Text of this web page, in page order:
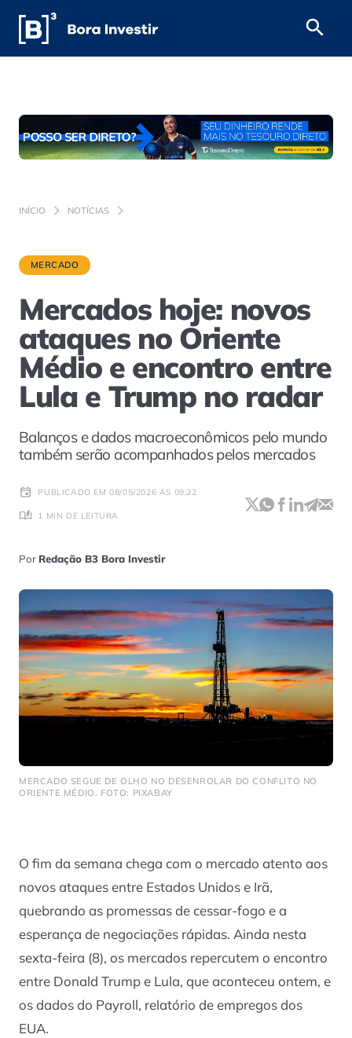
INÍCIO NOTÍCIAS
MERCADO
Mercados hoje: novos
ataques no Oriente
Médio e encontro entre
Lula e Trump no radar
Balanços e dados macroeconômicos pelo mundo
também serão acompanhados pelos mercados
PUBLICADO EM 08/05/2026 ÀS 09:22
1 MIN DE LEITURA
Por Redação B3 Bora Investir
MERCADO SEGUE DE OLHO NO DESENROLAR DO CONFLITO NO
ORIENTE MÉDIO. FOTO: PIXABAY
O fim da semana chega com o mercado atento aos
novos ataques entre Estados Unidos e Irã,
quebrando as promessas de cessar-fogo e a
esperança de negociações rápidas. Ainda nesta
sexta-feira (8), os mercados repercutem o encontro
entre Donald Trump e Lula, que aconteceu ontem, e
os dados do Payroll, relatório de empregos dos
EUA.